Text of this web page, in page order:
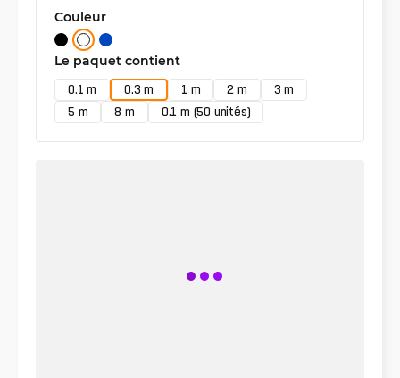
Couleur
Le paquet contient
0.1 m 0.3 m 1 m 2 m
3 m
5 m
8 m 0.1 m (50 unités)